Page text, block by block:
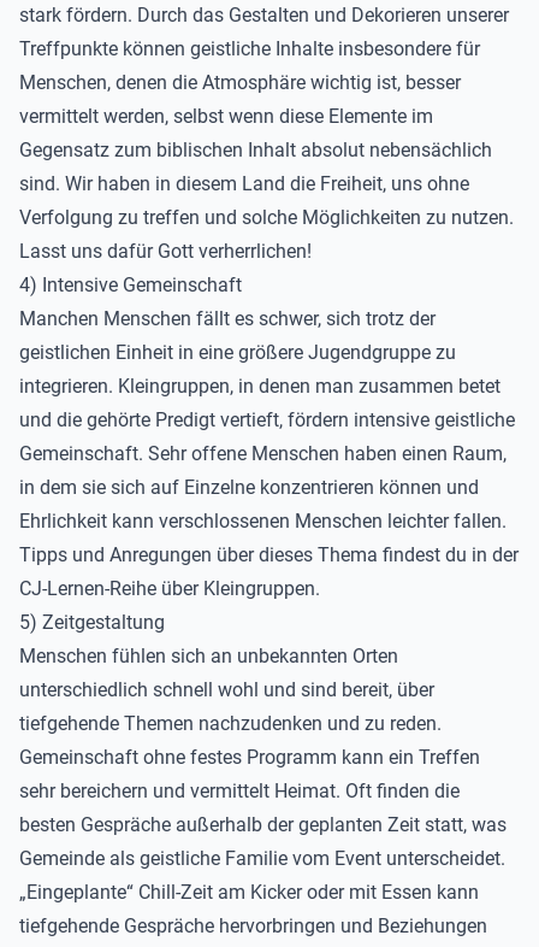
stark fördern. Durch das Gestalten und Dekorieren unserer
Treffpunkte können geistliche Inhalte insbesondere für
Menschen, denen die Atmosphäre wichtig ist, besser
vermittelt werden, selbst wenn diese Elemente im
Gegensatz zum biblischen Inhalt absolut nebensächlich
sind. Wir haben in diesem Land die Freiheit, uns ohne
Verfolgung zu treffen und solche Möglichkeiten zu nutzen.
Lasst uns dafür Gott verherrlichen!
4) Intensive Gemeinschaft
Manchen Menschen fällt es schwer, sich trotz der
geistlichen Einheit in eine größere Jugendgruppe zu
integrieren. Kleingruppen, in denen man zusammen betet
und die gehörte Predigt vertieft, fördern intensive geistliche
Gemeinschaft. Sehr offene Menschen haben einen Raum,
in dem sie sich auf Einzelne konzentrieren können und
Ehrlichkeit kann verschlossenen Menschen leichter fallen.
Tipps und Anregungen über dieses Thema findest du in der
CJ-Lernen-Reihe über Kleingruppen.
5) Zeitgestaltung
Menschen fühlen sich an unbekannten Orten
unterschiedlich schnell wohl und sind bereit, über
tiefgehende Themen nachzudenken und zu reden.
Gemeinschaft ohne festes Programm kann ein Treffen
sehr bereichern und vermittelt Heimat. Oft finden die
besten Gespräche außerhalb der geplanten Zeit statt, was
Gemeinde als geistliche Familie vom Event unterscheidet.
„Eingeplante“ Chill-Zeit am Kicker oder mit Essen kann
tiefgehende Gespräche hervorbringen und Beziehungen